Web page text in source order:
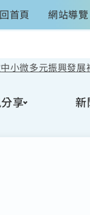
回首頁 網站導覽
中小微多元振興發展
享 新